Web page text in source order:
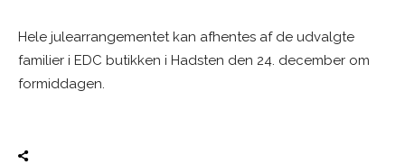
Hele julearrangementet kan afhentes af de udvalgte
familier i EDC butikken i Hadsten den 24. december om
formiddagen.